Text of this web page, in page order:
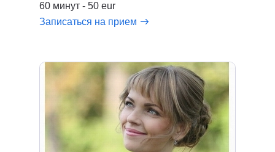
60 минут - 50 eur
Записаться на прием